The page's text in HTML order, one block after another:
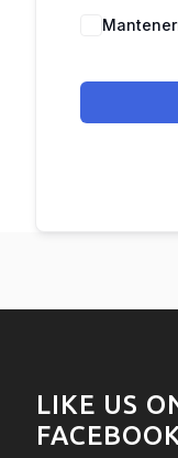
LIKE US